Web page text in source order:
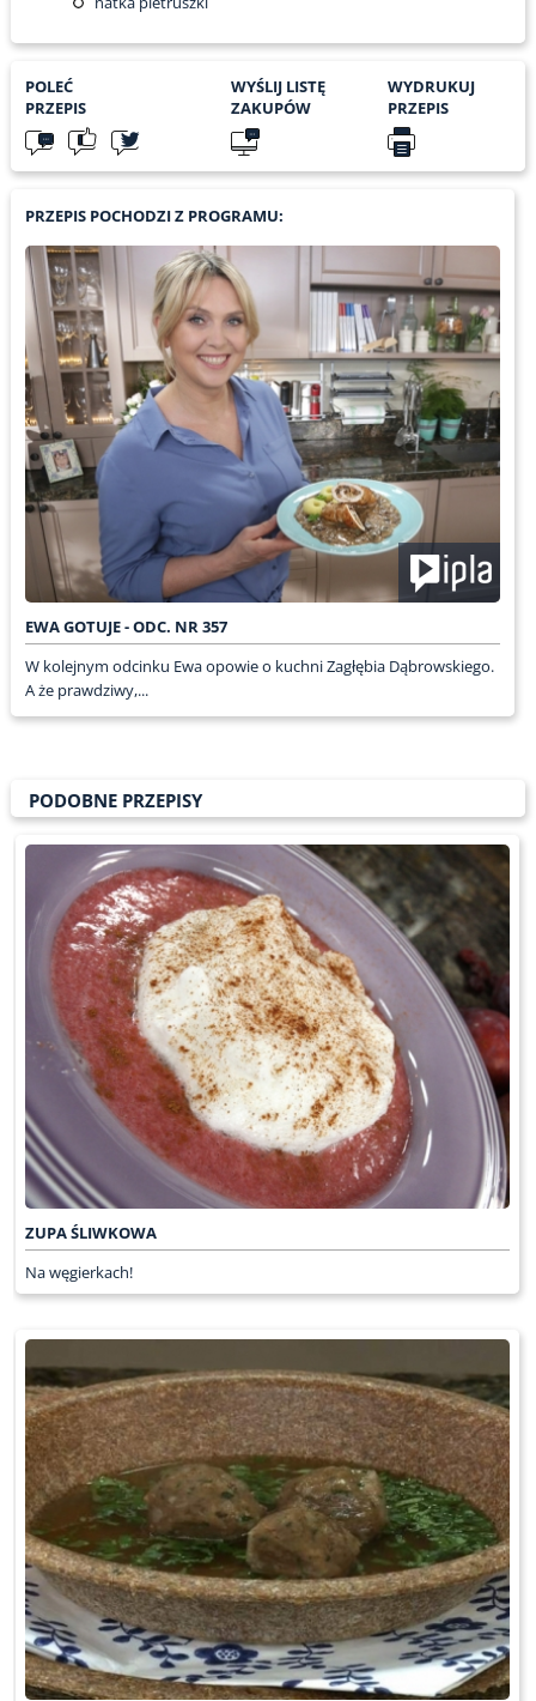
POLEĆ
PRZEPIS
WYŚLIJ LISTĘ
ZAKUPÓW
WYDRUKUJ
PRZEPIS
PRZEPIS POCHODZI Z PROGRAMU:
EWA GOTUJE - ODC. NR 357
W kolejnym odcinku Ewa opowie o kuchni Zagłębia Dąbrowskiego.
A że prawdziwy,...
PODOBNE PRZEPISY
ZUPA ŚLIWKOWA
Na węgierkach!